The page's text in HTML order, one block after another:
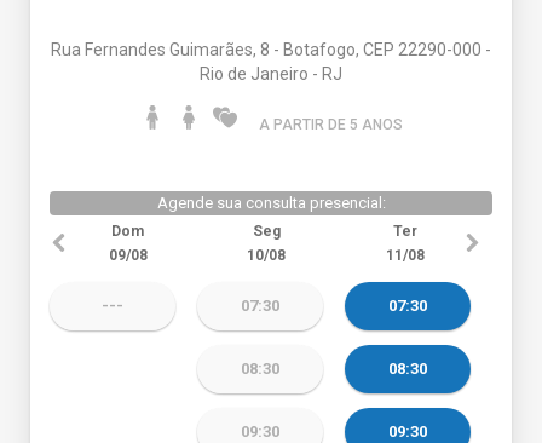
Rua Fernandes Guimarães, 8 - Botafogo, CEP 22290-000 -
Rio de Janeiro - RJ
A PARTIR DE 5 ANOS
Agende sua consulta presencial:
Dom
09/08
Seg
10/08
Ter
11/08
--- 07:30
08:30
09:30
07:30
08:30
09:30